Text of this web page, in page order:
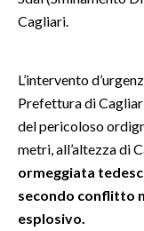
SALUTE
SARDI NEL MONDO
NOTIZIE
EVENTI
#CARAUNIONE
Cagliari.
L’intervento
Prefettura di
del pericoloso
metri, all’altezza di
ormeggiata
secondo conflitto
esplosivo.